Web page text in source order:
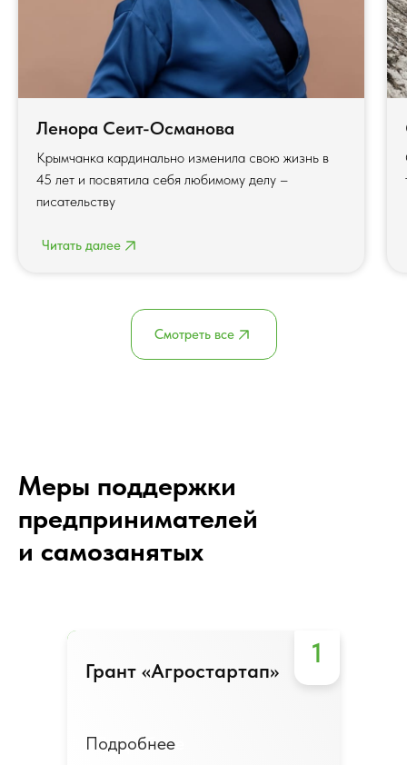
Ленора Сеит-Османова
Крымчанка кардинально изменила свою жизнь в
45 лет и посвятила себя любимому делу –
писательству
Читать далее
Смотреть все
Меры поддержки
предпринимателей
и самозанятых
Грант «Агростартап»
Грант «Агростартап»
Подробнее
Подробнее
1